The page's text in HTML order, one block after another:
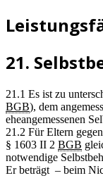
21.
21.1 Es ist zu
BGB), dem
eheangemessenen
21.2 Für Eltern
§ 1603 II 2 BGB
notwendige
Er beträgt – beim